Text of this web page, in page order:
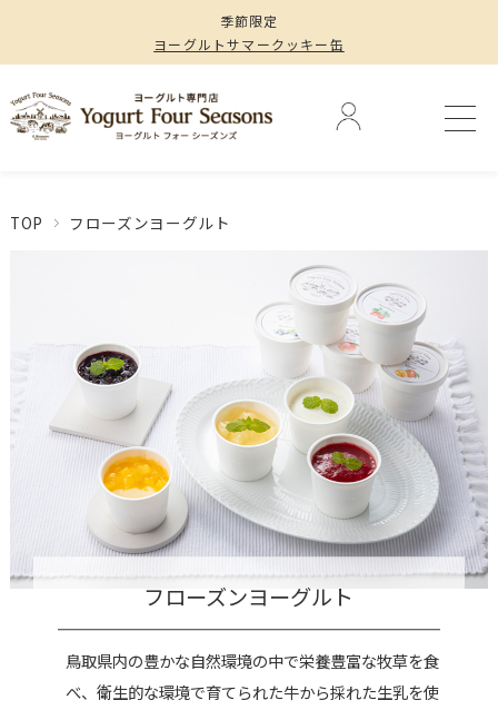
季節限定
ヨーグルトサマークッキー缶
TOP フローズンヨーグルト
フローズンヨーグルト
鳥取県内の豊かな自然環境の中で栄養豊富な牧草を食
べ、衛生的な環境で育てられた牛から採れた生乳を使